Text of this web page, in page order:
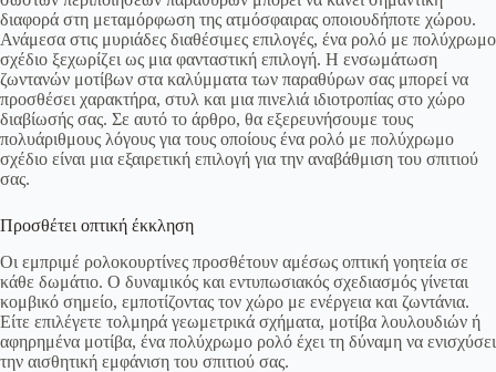
διαφορά στη μεταμόρφωση της ατμόσφαιρας οποιουδήποτε χώρου.
Ανάμεσα στις μυριάδες διαθέσιμες επιλογές, ένα ρολό με πολύχρωμο
σχέδιο ξεχωρίζει ως μια φανταστική επιλογή. Η ενσωμάτωση
ζωντανών μοτίβων στα καλύμματα των παραθύρων σας μπορεί να
προσθέσει χαρακτήρα, στυλ και μια πινελιά ιδιοτροπίας στο χώρο
διαβίωσής σας. Σε αυτό το άρθρο, θα εξερευνήσουμε τους
πολυάριθμους λόγους για τους οποίους ένα ρολό με πολύχρωμο
σχέδιο είναι μια εξαιρετική επιλογή για την αναβάθμιση του σπιτιού
σας.
Προσθέτει οπτική έκκληση
Οι εμπριμέ ρολοκουρτίνες προσθέτουν αμέσως οπτική γοητεία σε
κάθε δωμάτιο. Ο δυναμικός και εντυπωσιακός σχεδιασμός γίνεται
κομβικό σημείο, εμποτίζοντας τον χώρο με ενέργεια και ζωντάνια.
Είτε επιλέγετε τολμηρά γεωμετρικά σχήματα, μοτίβα λουλουδιών ή
αφηρημένα μοτίβα, ένα πολύχρωμο ρολό έχει τη δύναμη να ενισχύσει
την αισθητική εμφάνιση του σπιτιού σας.